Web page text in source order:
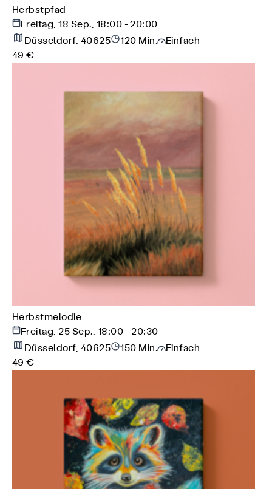
Herbstpfad
Freitag, 18 Sep., 18:00 - 20:00
Düsseldorf, 40625
120 Min.
Einfach
49 €
Herbstmelodie
Freitag, 25 Sep., 18:00 - 20:30
Düsseldorf, 40625
150 Min.
Einfach
49 €